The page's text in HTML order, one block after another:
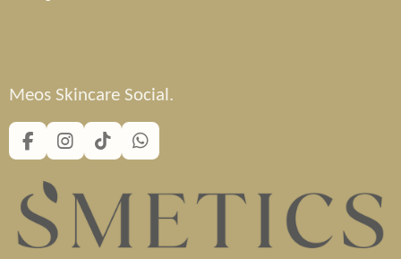
Meos Skincare Social.
F
a
e
b
o
I
n
T
i
k
W
h